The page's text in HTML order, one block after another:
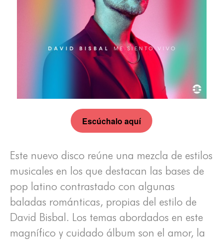
Escúchalo aquí
Este nuevo disco reúne una mezcla de estilos
musicales en los que destacan las bases de
pop latino contrastado con algunas
baladas románticas, propias del estilo de
David Bisbal. Los temas abordados en este
magnífico y cuidado álbum son el amor, la